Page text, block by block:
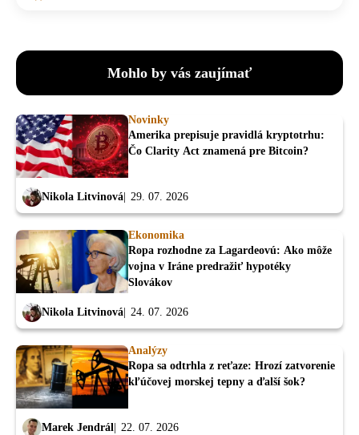
Mohlo by vás zaujímať
Novinky
Amerika prepisuje pravidlá kryptotrhu:
Čo Clarity Act znamená pre Bitcoin?
Nikola Litvinová 29. 07. 2026
Ekonomika
Ropa rozhodne za Lagardeovú: Ako môže
vojna v Iráne predražiť hypotéky
Slovákov
Nikola Litvinová 24. 07. 2026
Analýzy
Ropa sa odtrhla z reťaze: Hrozí zatvorenie
kľúčovej morskej tepny a ďalší šok?
Marek Jendrál 22. 07. 2026